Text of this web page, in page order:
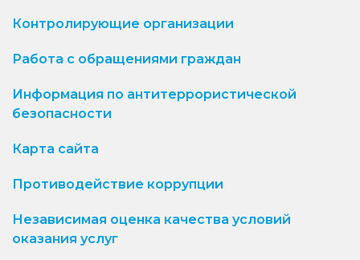
Контролирующие организации
Работа с обращениями граждан
Информация по антитеррористической
безопасности
Карта сайта
Противодействие коррупции
Независимая оценка качества условий
оказания услуг